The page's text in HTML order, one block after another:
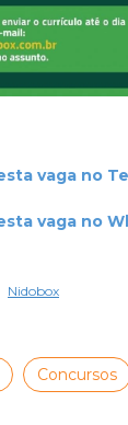
vaga no
vaga no
Nidobox
Concursos